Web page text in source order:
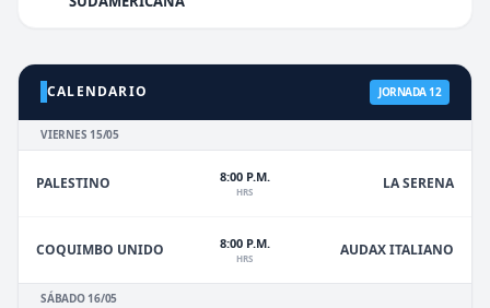
CALENDARIO JORNADA 12
VIERNES 15/05
PALESTINO 8:00 P.M.
HRS LA SERENA
COQUIMBO UNIDO 8:00 P.M.
HRS AUDAX ITALIANO
SÁBADO 16/05